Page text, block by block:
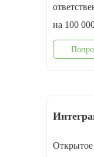
на 100
Открытое